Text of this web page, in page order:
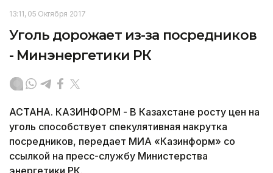
13:11, 05 Октября 2017
Уголь дорожает из-за посредников
- Минэнергетики РК
АСТАНА. КАЗИНФОРМ - В Казахстане росту цен на
уголь способствует спекулятивная накрутка
посредников, передает МИА «Казинформ» со
ссылкой на пресс-службу Министерства